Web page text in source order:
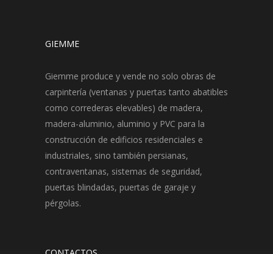
GIEMME
Giemme produce y vende no solo obras de
carpintería (ventanas y puertas tanto abatibles
como correderas elevables) de madera,
madera-aluminio, aluminio y PVC para la
construcción de edificios residenciales e
industriales, sino también persianas,
contraventanas, sistemas de seguridad,
puertas blindadas, puertas de garaje y
pérgolas.